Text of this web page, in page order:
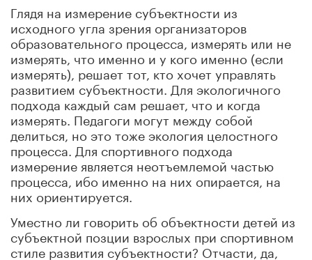
Глядя на измерение субъектности из
исходного угла зрения организаторов
образовательного процесса, измерять или не
измерять, что именно и у кого именно (если
измерять), решает тот, кто хочет управлять
развитием субъектности. Для экологичного
подхода каждый сам решает, что и когда
измерять. Педагоги могут между собой
делиться, но это тоже экология целостного
процесса. Для спортивного подхода
измерение является неотъемлемой частью
процесса, ибо именно на них опирается, на
них ориентируется.
Уместно ли говорить об объектности детей из
субъектной позции взрослых при спортивном
стиле развития субъектности? Отчасти, да,